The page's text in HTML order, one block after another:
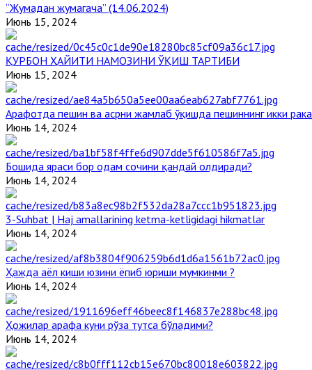
“Жумадан жумагача” (14.06.2024)
Июнь 15, 2024
ҚУРБОН ҲАЙИТИ НАМОЗИНИ ЎҚИШ ТАРТИБИ
Июнь 15, 2024
Арафотда пешин ва асрни жамлаб ўқишда пешиннинг икки
Июнь 14, 2024
Бошида яраси бор одам сочини қандай олдиради?
Июнь 14, 2024
3-Suhbat | Haj amallarining ketma-ketligidagi hikmatlar
Июнь 14, 2024
Ҳажда аёл киши юзини ёпиб юриши мумкинми ?
Июнь 14, 2024
Ҳожилар арафа куни рўза тутса бўладими?
Июнь 14, 2024